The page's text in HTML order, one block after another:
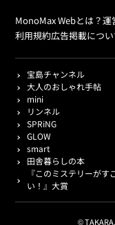
MonoMax Webとは？運
利用規約広告掲載につ
宝島チャンネル
大人のおしゃれ手帖
mini
リンネル
SPRiNG
GLOW
smart
田舎暮らしの本
『このミステリーがす
い！』大賞
©